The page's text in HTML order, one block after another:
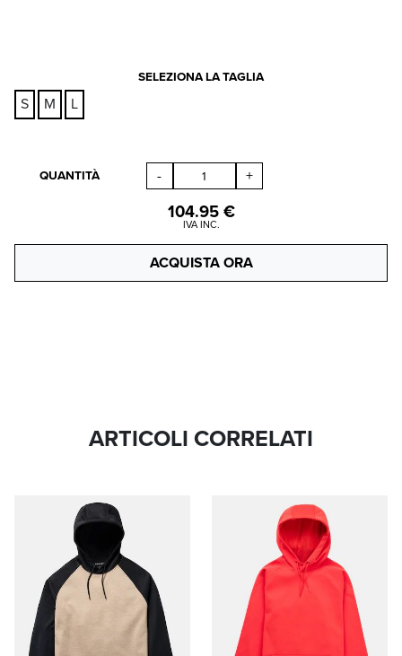
SELEZIONA LA TAGLIA
S M L
QUANTITÀ - +
104.95€
IVA INC.
ACQUISTA ORA
ARTICOLI CORRELATI